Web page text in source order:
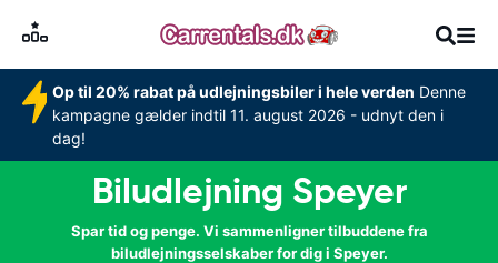
Op til 20% rabat på udlejningsbiler i hele verden Denne
kampagne gælder indtil 11. august 2026 - udnyt den i
dag!
Biludlejning Speyer
Spar tid og penge. Vi sammenligner tilbuddene fra
biludlejningsselskaber for dig i Speyer.